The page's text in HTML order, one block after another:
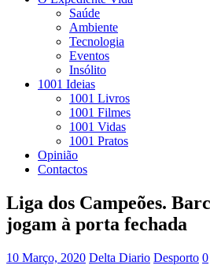
Saúde
Ambiente
Tecnologia
Eventos
Insólito
1001 Ideias
1001 Livros
1001 Filmes
1001 Vidas
1001 Pratos
Opinião
Contactos
Liga dos Campeões.
jogam à porta fechada
10 Março, 2020 Delta Diario Desporto 0